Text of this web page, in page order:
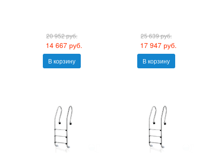
20 952 руб.
14 667 руб.
В корзину
25 639 руб.
17 947 руб.
В корзину